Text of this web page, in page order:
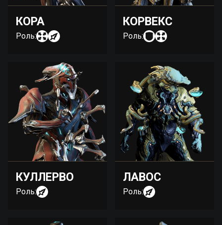
КОРА
Роль:
КОРВЕКС
Роль:
КУЛЛЕРВО
Роль:
ЛАВОС
Роль: